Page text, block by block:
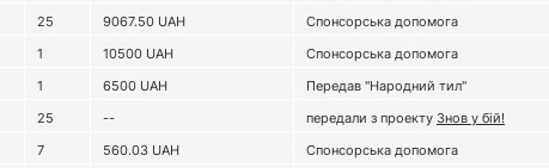
25 9067.50 UAH
Спонсорська допомога
1 10500 UAH
Спонсорська допомога
1 6500 UAH
Передав "Народний тил"
25 -- передали з проекту Знов у бій!
7 560.03 UAH
Спонсорська допомога